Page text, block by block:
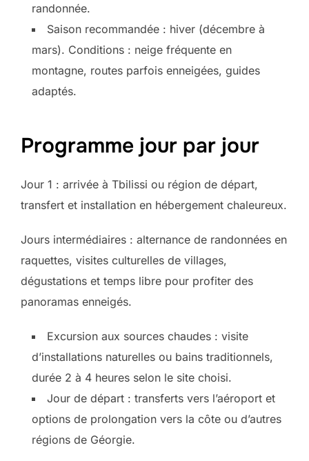
randonnée.
Saison recommandée : hiver (décembre à
mars). Conditions : neige fréquente en
montagne, routes parfois enneigées, guides
adaptés.
Programme jour par jour
Jour 1 : arrivée à Tbilissi ou région de départ,
transfert et installation en hébergement chaleureux.
Jours intermédiaires : alternance de randonnées en
raquettes, visites culturelles de villages,
dégustations et temps libre pour profiter des
panoramas enneigés.
Excursion aux sources chaudes : visite
d’installations naturelles ou bains traditionnels,
durée 2 à 4 heures selon le site choisi.
Jour de départ : transferts vers l’aéroport et
options de prolongation vers la côte ou d’autres
régions de Géorgie.